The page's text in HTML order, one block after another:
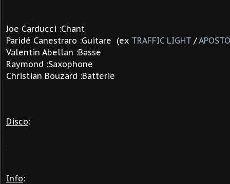
Joe Carducci :Chant
Paridé Canestraro :Guitare (ex TRAFFIC LIGHT /
Valentin Abellan :Basse
Raymond :Saxophone
Christian Bouzard :Batterie
Disco:
.
Info: